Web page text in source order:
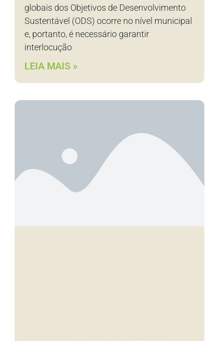
globais dos Objetivos de Desenvolvimento
Sustentável (ODS) ocorre no nível municipal
e, portanto, é necessário garantir
interlocução
LEIA MAIS »